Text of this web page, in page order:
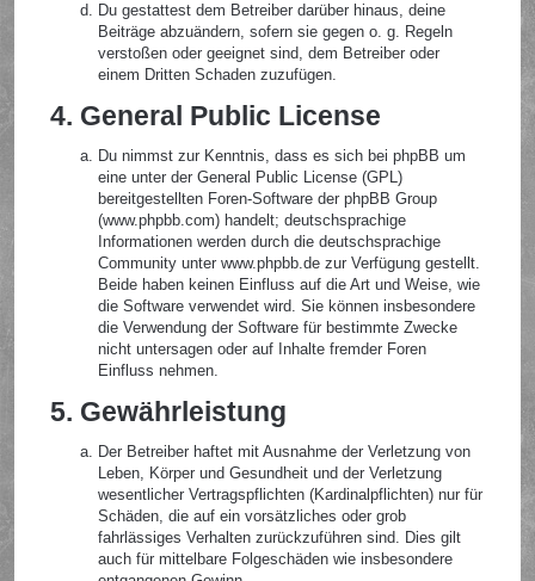
Du gestattest dem Betreiber darüber hinaus, deine
Beiträge abzuändern, sofern sie gegen o. g. Regeln
verstoßen oder geeignet sind, dem Betreiber oder
einem Dritten Schaden zuzufügen.
4. General Public License
Du nimmst zur Kenntnis, dass es sich bei phpBB um
eine unter der General Public License (GPL)
bereitgestellten Foren-Software der phpBB Group
(www.phpbb.com) handelt; deutschsprachige
Informationen werden durch die deutschsprachige
Community unter www.phpbb.de zur Verfügung gestellt.
Beide haben keinen Einfluss auf die Art und Weise, wie
die Software verwendet wird. Sie können insbesondere
die Verwendung der Software für bestimmte Zwecke
nicht untersagen oder auf Inhalte fremder Foren
Einfluss nehmen.
5. Gewährleistung
Der Betreiber haftet mit Ausnahme der Verletzung von
Leben, Körper und Gesundheit und der Verletzung
wesentlicher Vertragspflichten (Kardinalpflichten) nur für
Schäden, die auf ein vorsätzliches oder grob
fahrlässiges Verhalten zurückzuführen sind. Dies gilt
auch für mittelbare Folgeschäden wie insbesondere